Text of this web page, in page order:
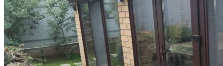
беседки